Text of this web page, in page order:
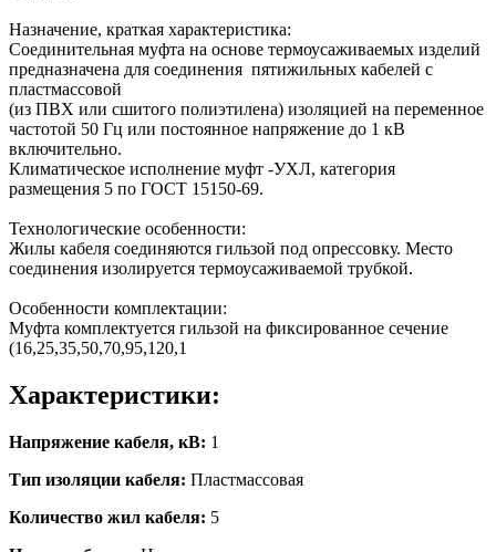
Назначение, краткая характеристика:
Соединительная муфта на основе термоусаживаемых изделий
предназначена для соединения пятижильных кабелей с
пластмассовой
(из ПВХ или сшитого полиэтилена) изоляцией на переменное
частотой 50 Гц или постоянное напряжение до 1 кВ
включительно.
Климатическое исполнение муфт -УХЛ, категория
размещения 5 по ГОСТ 15150-69.
Технологические особенности:
Жилы кабеля соединяются гильзой под опрессовку. Место
соединения изолируется термоусаживаемой трубкой.
Особенности комплектации:
Муфта комплектуется гильзой на фиксированное сечение
(16,25,35,50,70,95,120,1
Характеристики:
Напряжение кабеля, кВ: 1
Тип изоляции кабеля: Пластмассовая
Количество жил кабеля: 5